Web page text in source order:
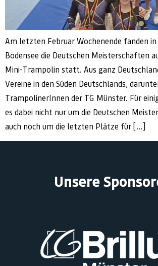
Am letzten Februar Wochenende fanden
Bodensee die Deutschen Meisterschaften
Mini-Trampolin statt. Aus ganz
Vereine in den Süden Deutschlands,
TrampolinerInnen der TG Münster. Für
es dabei nicht nur um die Deutschen
auch noch um die letzten Plätze für […]
Unsere